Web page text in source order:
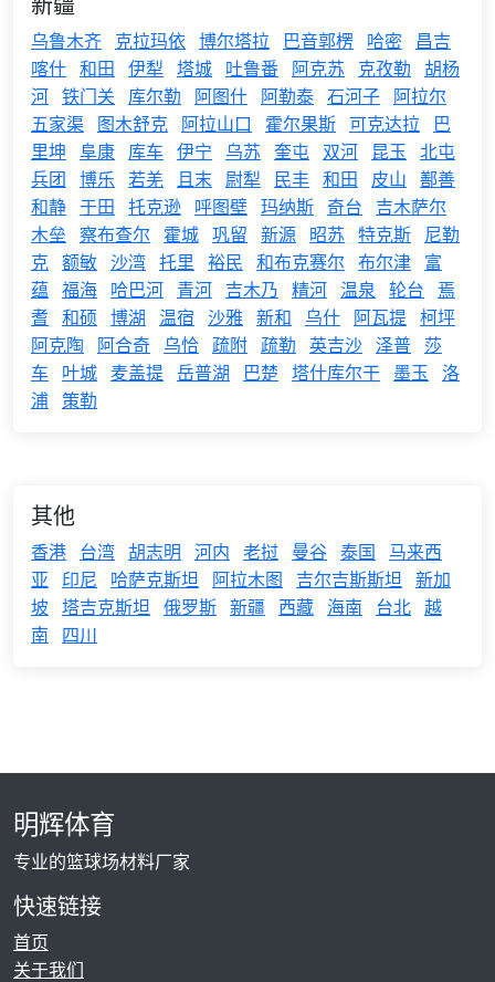
乌鲁木齐 克拉玛依 博尔塔拉 巴音郭楞 哈密
昌吉
喀什 和田 伊犁 塔城 吐鲁番 阿克苏 克孜勒 胡杨
河 铁门关 库尔勒 阿图什 阿勒泰 石河子 阿拉尔
五家渠 图木舒克 阿拉山口 霍尔果斯 可克达拉
巴
里坤 阜康 库车 伊宁 乌苏 奎屯 双河 昆玉 北屯
兵团 博乐 若羌 且末 尉犁 民丰 和田 皮山 鄯善
和静 于田 托克逊 呼图壁 玛纳斯 奇台
吉木萨尔
木垒 察布查尔 霍城 巩留 新源 昭苏 特克斯 尼勒
克 额敏 沙湾 托里 裕民 和布克赛尔 布尔津 富
蕴 福海 哈巴河 青河 吉木乃 精河 温泉 轮台
焉
耆 和硕 博湖 温宿 沙雅 新和 乌什 阿瓦提 柯坪
阿克陶
阿合奇 乌恰 疏附 疏勒 英吉沙 泽普 莎
车
叶城 麦盖提 岳普湖 巴楚 塔什库尔干 墨玉 洛
浦 策勒
其他
香港 台湾 胡志明 河内 老挝 曼谷 泰国
马来西
亚
印尼 哈萨克斯坦 阿拉木图 吉尔吉斯斯坦 新加
坡 塔吉克斯坦 俄罗斯 新疆 西藏 海南 台北 越
南
四川
明辉体育
专业的篮球场材料厂家
快速链接
首页
关于我们